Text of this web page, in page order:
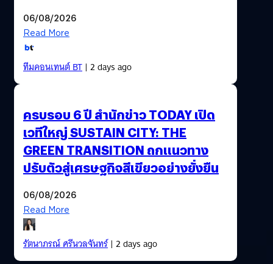
06/08/2026
Read More
ทีมคอนเทนต์ BT| 2 days ago
ครบรอบ 6 ปี สำนักข่าว TODAY เปิด
เวทีใหญ่ SUSTAIN CITY: THE
GREEN TRANSITION ถกแนวทาง
ปรับตัวสู่เศรษฐกิจสีเขียวอย่างยั่งยืน
06/08/2026
Read More
รัตนาภรณ์ ศรีนวลจันทร์| 2 days ago